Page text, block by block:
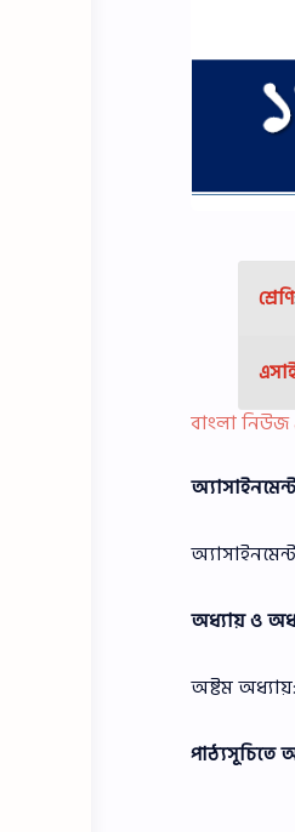
শ্রেণি
বাংলা নিউজ
অধ্যায় ও
অষ্টম
পাঠ্যসূচিতে